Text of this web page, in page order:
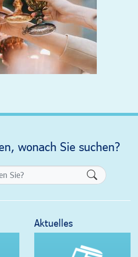
wonach Sie suchen?
Aktuelles